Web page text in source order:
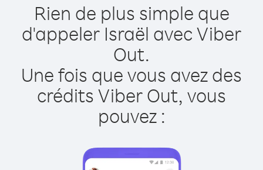
Rien de plus simple que
d'appeler Israël avec Viber
Out.
Une fois que vous avez des
crédits Viber Out, vous
pouvez :